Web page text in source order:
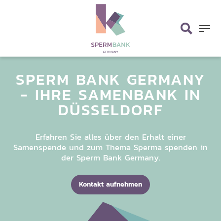
Menu
SPERM BANK GERMANY
- IHRE SAMENBANK IN
DÜSSELDORF
Erfahren Sie alles über den Erhalt einer
Samenspende und zum Thema Sperma spenden in
der Sperm Bank Germany.
Kontakt aufnehmen